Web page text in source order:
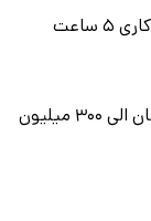
دریافت وام سریع از بانک ملی فقط در یک روز کاری ۵ ساعت
✔️ مبلغی که دریافت می‌کنید: از ۱۰۰میلیون تومان الی ۳۰۰ میلیون